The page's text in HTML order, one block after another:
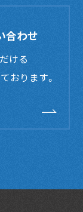
合わせ
ける
おります。